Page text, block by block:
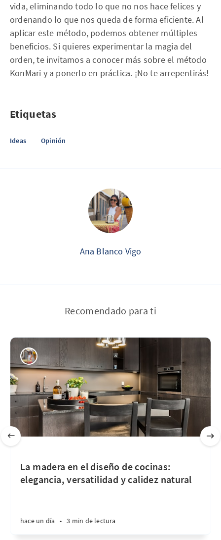
vida, eliminando todo lo que no nos hace felices y
ordenando lo que nos queda de forma eficiente. Al
aplicar este método, podemos obtener múltiples
beneficios. Si quieres experimentar la magia del
orden, te invitamos a conocer más sobre el método
KonMari y a ponerlo en práctica. ¡No te arrepentirás!
Etiquetas
Ideas Opinión
Ana Blanco Vigo
Recomendado para ti
La madera en el diseño de cocinas:
elegancia, versatilidad y calidez natural
hace un día • 3 min de lectura